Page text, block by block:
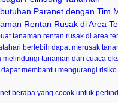
Paranet dengan Tim
Rentan Rusak di Area
tanaman rentan rusak di area
berlebih dapat merusak
melindungi tanaman dari cuaca
membantu mengurangi
berapa yang cocok untuk